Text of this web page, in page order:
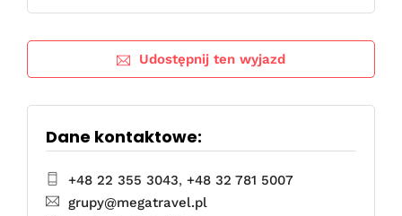
Udostępnij ten wyjazd
Dane kontaktowe:
+48 22 355 3043, +48 32 781 5007
grupy@megatravel.pl